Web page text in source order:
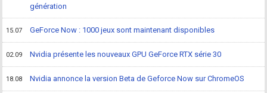
génération
15.07 GeForce Now : 1000 jeux sont maintenant disponibles
02.09 Nvidia présente les nouveaux GPU GeForce RTX série 30
18.08 Nvidia annonce la version Beta de Geforce Now sur ChromeOS